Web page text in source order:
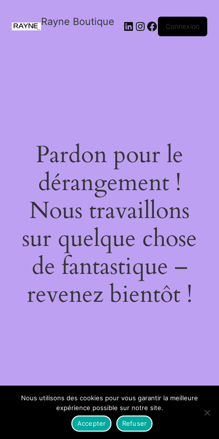
Rayne Boutique Connexion
Pardon pour le
dérangement !
Nous travaillons
sur quelque chose
de fantastique –
revenez bientôt !
Nous utilisons des cookies pour vous garantir la meilleure
expérience possible sur notre site.
Accepter
Refuser